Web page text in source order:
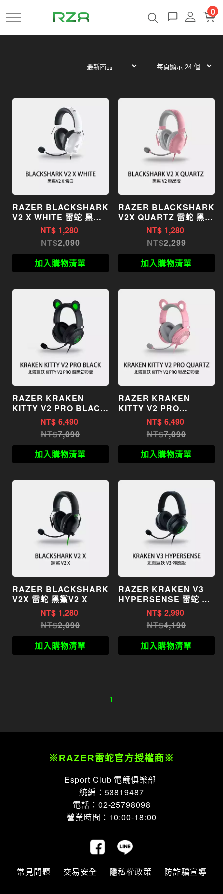
到
0
RAZER BLACKSHARK
V2 X WHITE 雷蛇 黑鯊
V2 X 雪白
NT$ 1,280
2,090
加入購物清單
RAZER BLACKSHARK
V2X QUARTZ 雷蛇 黑鯊
V2 X 電競耳機 粉晶
NT$ 1,280
2,299
加入購物清單
RAZER KRAKEN
KITTY V2 PRO BLACK
雷蛇 北海巨妖 KITTY V2
PRO 黑色 幻彩版 電競耳
NT$ 6,490
7,090
加入購物清單
RAZER KRAKEN
KITTY V2 PRO
QUARTZ 雷蛇 北海巨妖
KITTY V2 PRO 粉晶幻
彩版 電競耳機
NT$ 6,490
7,090
加入購物清單
RAZER BLACKSHARK
V2X 雷蛇 黑鯊V2 X
NT$ 1,280
2,090
加入購物清單
RAZER KRAKEN V3
HYPERSENSE 雷蛇 北
海巨妖 V3
HYPERSENSE 電競耳
NT$ 2,990
4,190
加入購物清單
1
※RAZER雷蛇官方授權商※
Esport Club 電競俱樂部
統編：53819487
電話：02-25798098
營業時間：10:00-18:00
常見問題 交易安全 隱私權政策 防詐騙宣導